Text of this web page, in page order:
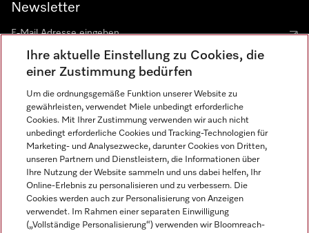
Newsletter
Sprache
DEUTSCH
Miele auf Instagram
Miele auf Youtube
Ihre aktuelle Einstellung zu Cookies, die
einer Zustimmung bedürfen
Um die ordnungsgemäße Funktion unserer Website zu
gewährleisten, verwendet Miele unbedingt erforderliche
Cookies. Mit Ihrer Zustimmung verwenden wir auch nicht
unbedingt erforderliche Cookies und Tracking-Technologien für
Marketing- und Analysezwecke, darunter Cookies von Dritten,
unseren Partnern und Dienstleistern, die Informationen über
Ihre Nutzung der Website sammeln und uns dabei helfen, Ihr
Online-Erlebnis zu personalisieren und zu verbessern. Die
Cookies werden auch zur Personalisierung von Anzeigen
verwendet. Im Rahmen einer separaten Einwilligung
(„Vollständige Personalisierung“) verwenden wir Bloomreach-